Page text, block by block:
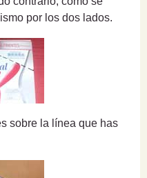
por los dos lados.
sobre la línea que has